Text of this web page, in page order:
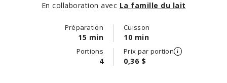
En collaboration avec La famille du lait
Préparation
15 min
Cuisson
10 min
Portions
4
Prix par portion
0,36 $